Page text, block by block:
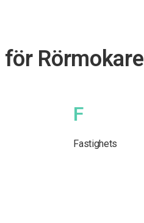
Rörmokare
F
Fastighets